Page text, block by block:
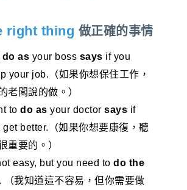
right thing 做正確的事情
do as your boss says if you
your job.（如果你想保住工作，
老闆說的做。）
to do as your doctor says if
better.（如果你想要康復，聽
重要的。）
easy, but you need to do the
. （我知道這不容易，但你需要做